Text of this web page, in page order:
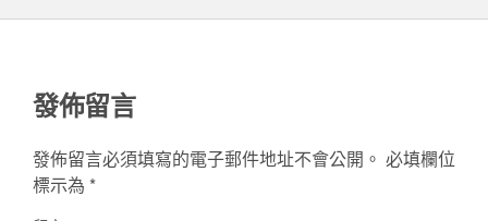
發佈留言
發佈留言必須填寫的電子郵件地址不會公開。 必填欄位
標示為 *